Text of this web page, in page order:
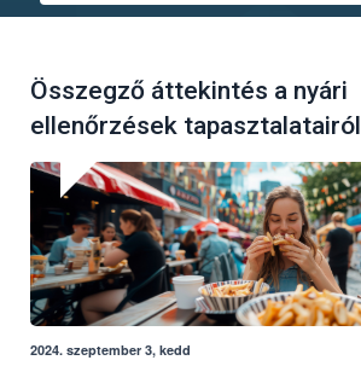
Összegző áttekintés a nyári
ellenőrzések tapasztalatairól
2024. szeptember 3, kedd